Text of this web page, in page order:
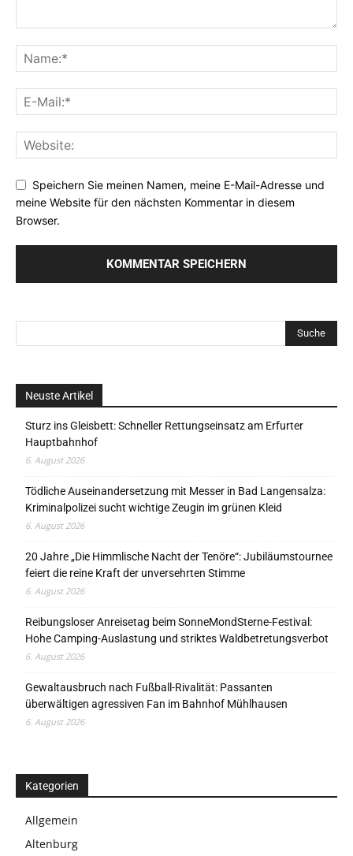
Speichern Sie meinen Namen, meine E-Mail-Adresse und
meine Website für den nächsten Kommentar in diesem
Browser.
Neuste Artikel
Sturz ins Gleisbett: Schneller Rettungseinsatz am Erfurter
Hauptbahnhof
6. August 2026
Tödliche Auseinandersetzung mit Messer in Bad Langensalza:
Kriminalpolizei sucht wichtige Zeugin im grünen Kleid
6. August 2026
20 Jahre „Die Himmlische Nacht der Tenöre“: Jubiläumstournee
feiert die reine Kraft der unversehrten Stimme
6. August 2026
Reibungsloser Anreisetag beim SonneMondSterne-Festival:
Hohe Camping-Auslastung und striktes Waldbetretungsverbot
6. August 2026
Gewaltausbruch nach Fußball-Rivalität: Passanten
überwältigen agressiven Fan im Bahnhof Mühlhausen
6. August 2026
Kategorien
Allgemein
Altenburg